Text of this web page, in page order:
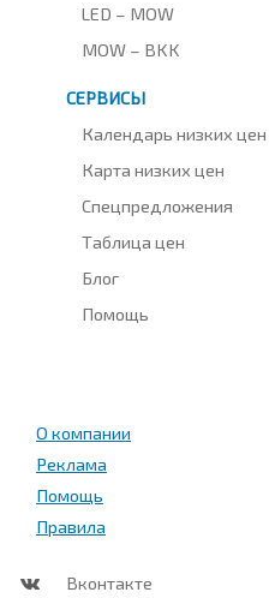
LED – MOW
MOW – BKK
СЕРВИСЫ
Календарь низких цен
Карта низких цен
Спецпредложения
Таблица цен
Блог
Помощь
О компании
Реклама
Помощь
Правила
Вконтакте